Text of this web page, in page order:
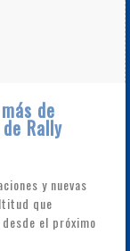
de
Rally
y nuevas
que
el próximo